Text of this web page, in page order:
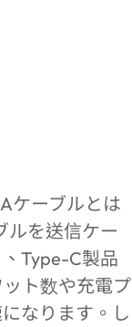
ケーブルとは
ルを送信ケー
Type-C製品
ト数や充電プ
なります。し